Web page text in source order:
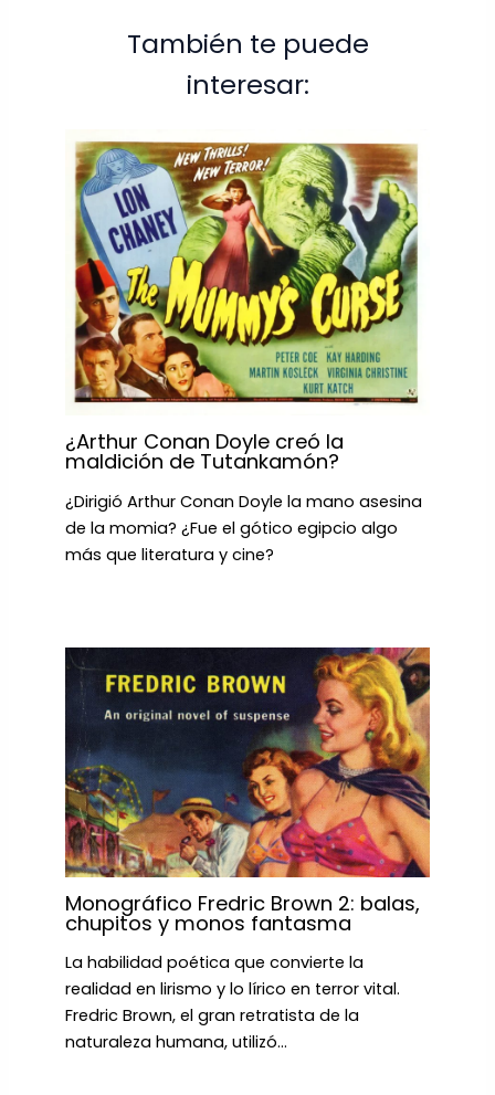
También te puede
interesar:
¿Arthur Conan Doyle creó la
maldición de Tutankamón?
¿Dirigió Arthur Conan Doyle la mano asesina
de la momia? ¿Fue el gótico egipcio algo
más que literatura y cine?
Monográfico Fredric Brown 2: balas,
chupitos y monos fantasma
La habilidad poética que convierte la
realidad en lirismo y lo lírico en terror vital.
Fredric Brown, el gran retratista de la
naturaleza humana, utilizó…